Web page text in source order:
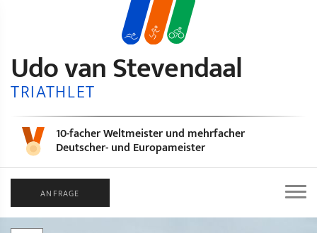
Udo van Stevendaal
TRIATHLET
10-facher Weltmeister und mehrfacher
Deutscher- und Europameister
ANFRAGE